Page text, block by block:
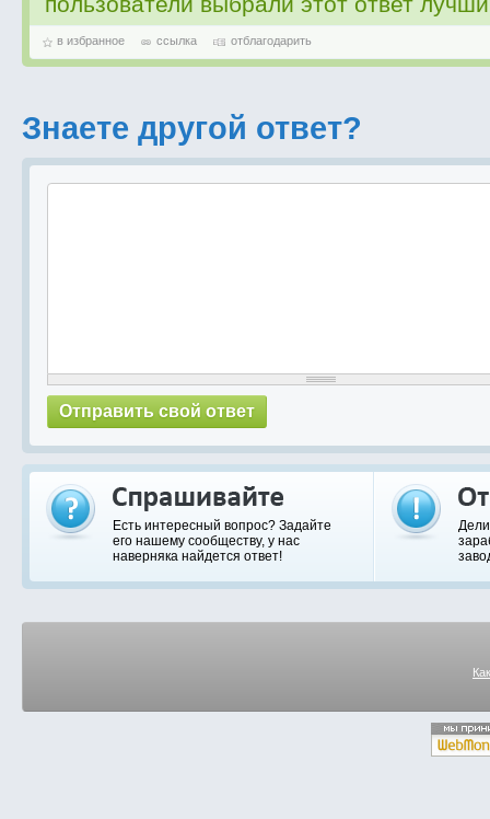
в избранное ссылка отблагодарить
Знаете другой ответ?
Есть интересный вопрос? Задайте
его нашему сообществу, у нас
наверняка найдется ответ!